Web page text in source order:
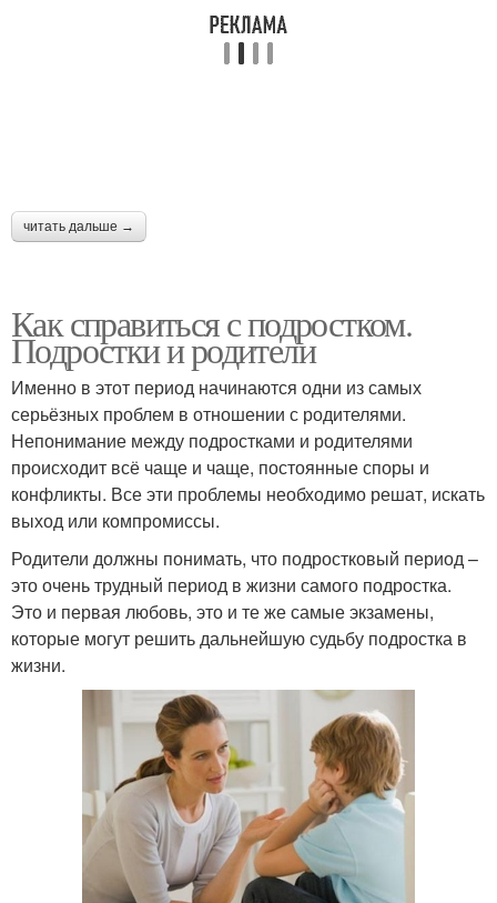
читать дальше →
Как справиться с подростком.
Подростки и родители
Именно в этот период начинаются одни из самых
серьёзных проблем в отношении с родителями.
Непонимание между подростками и родителями
происходит всё чаще и чаще, постоянные споры и
конфликты. Все эти проблемы необходимо решат, искать
выход или компромиссы.
Родители должны понимать, что подростковый период –
это очень трудный период в жизни самого подростка.
Это и первая любовь, это и те же самые экзамены,
которые могут решить дальнейшую судьбу подростка в
жизни.